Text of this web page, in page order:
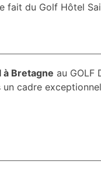
du Golf Hôtel
Bretagne au GOLF
un cadre